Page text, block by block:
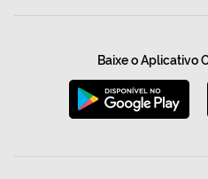
Baixe o Aplicativo